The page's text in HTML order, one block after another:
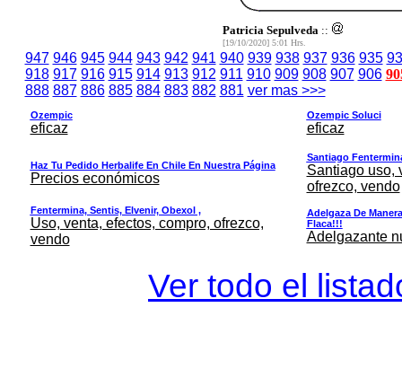
Patricia Sepulveda ::
[19/10/2020] 5:01 Hrs.
947 946 945 944 943 942 941 940 939 938 937 936 935
918 917 916 915 914 913 912 911 910 909 908 907 906
888 887 886 885 884 883 882 881 ver mas >>>
Ozempic
eficaz
Ozempic Soluci
eficaz
Haz Tu Pedido Herbalife En Chile En Nuestra Página
Precios económicos
Santiago
Santiago uso,
ofrezco, vendo
Fentermina, Sentis, Elvenir, Obexol ,
Uso, venta, efectos, compro, ofrezco,
vendo
Adelgaza De
Flaca!!!
Adelgazante
Ver todo el